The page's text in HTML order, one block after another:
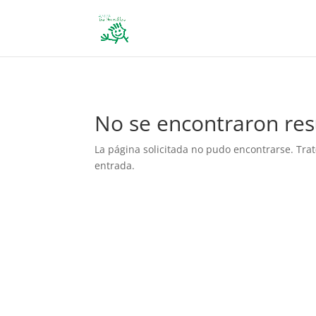
No se encontraron
La página solicitada no pudo encontrarse.
entrada.